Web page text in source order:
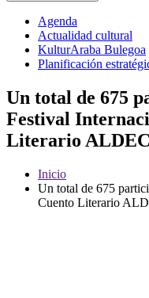
Agenda
Actualidad cultural
KulturAraba Bulegoa
Planificación
Un total de 675
Festival
Literario
Inicio
Un total de 675
Cuento Literario